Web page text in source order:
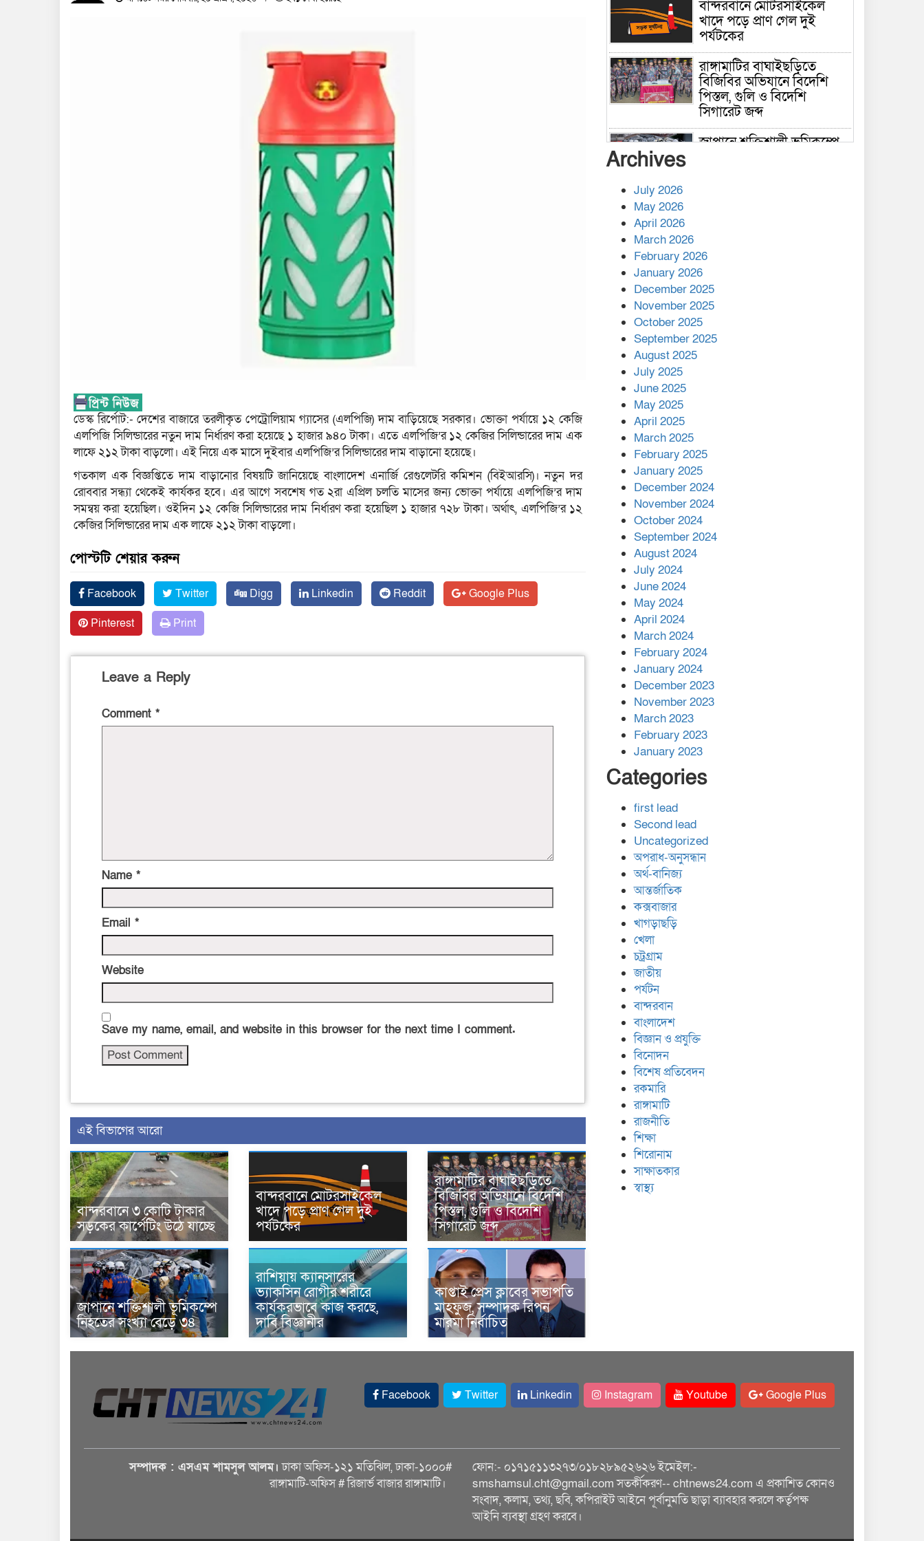
ডেস্ক রির্পোট:- দেশের বাজারে তরলীকৃত পেট্রোলিয়াম গ্যাসের (এলপিজি) দাম বাড়িয়েছে সরকার। ভোক্তা পর্যায়ে ১২ কেজি
এলপিজি সিলিন্ডারের নতুন দাম নির্ধারণ করা হয়েছে ১ হাজার ৯৪০ টাকা। এতে এলপিজি’র ১২ কেজির সিলিন্ডারের দাম এক
লাফে ২১২ টাকা বাড়লো। এই নিয়ে এক মাসে দুইবার এলপিজি’র সিলিন্ডারের দাম বাড়ানো হয়েছে।
গতকাল এক বিজ্ঞপ্তিতে দাম বাড়ানোর বিষয়টি জানিয়েছে বাংলাদেশ এনার্জি রেগুলেটরি কমিশন (বিইআরসি)। নতুন দর
রোববার সন্ধ্যা থেকেই কার্যকর হবে। এর আগে সবশেষ গত ২রা এপ্রিল চলতি মাসের জন্য ভোক্তা পর্যায়ে এলপিজি’র দাম
সমন্বয় করা হয়েছিল। ওইদিন ১২ কেজি সিলিন্ডারের দাম নির্ধারণ করা হয়েছিল ১ হাজার ৭২৮ টাকা। অর্থাৎ, এলপিজি’র ১২
কেজির সিলিন্ডারের দাম এক লাফে ২১২ টাকা বাড়লো।
পোস্টটি শেয়ার করুন
Facebook Twitter Digg Linkedin Reddit
Google Plus
Pinterest
Print
Leave a Reply
Comment *
Name *
Email *
Website
Save my name, email, and website in this browser for the next time I comment.
এই বিভাগের আরো
বান্দরবানে ৩ কোটি টাকার
সড়কের কার্পেটিং উঠে যাচ্ছে
বান্দরবানে মোটরসাইকেল
খাদে পড়ে প্রাণ গেল দুই
পর্যটকের
রাঙ্গামাটির বাঘাইছড়িতে
বিজিবির অভিযানে বিদেশি
পিস্তল, গুলি ও বিদেশি
সিগারেট জব্দ
জাপানে শক্তিশালী ভূমিকম্পে
নিহতের সংখ্যা বেড়ে ৩৪
রাশিয়ায় ক্যানসারের
ভ্যাকসিন রোগীর শরীরে
কার্যকরভাবে কাজ করছে,
দাবি বিজ্ঞানীর
কাপ্তাই প্রেস ক্লাবের সভাপতি
মাহফুজ, সম্পাদক রিপন
মারমা নির্বাচিত
বান্দরবানে মোটরসাইকেল
খাদে পড়ে প্রাণ গেল দুই
পর্যটকের
রাঙ্গামাটির বাঘাইছড়িতে
বিজিবির অভিযানে বিদেশি
পিস্তল, গুলি ও বিদেশি
সিগারেট জব্দ
জাপানে শক্তিশালী ভূমিকম্পে
কাপ্তাই প্রেস ক্লাবের সভাপতি
মাহফুজ, সম্পাদক রিপন মারমা
নির্বাচিত
মালয়েশিয়ার প্রধানমন্ত্রীকে চিঠি
দেয়ার পর ফোন তারেক
রহমানের,গ্যাস সঙ্কট
মোকাবিলায় সহায়তার আশ্বাস
এক বিলিয়ন ডলার বিনিয়োগ
হবে আনোয়ারায়
বান্দরবানে বন্যায় ক্ষতিগ্রস্তদের
মাঝে সহায়তা দিলেন সাচিং প্রু
জেরী
Archives
July 2026
May 2026
April 2026
March 2026
February 2026
January 2026
December 2025
November 2025
October 2025
September 2025
August 2025
July 2025
June 2025
May 2025
April 2025
March 2025
February 2025
January 2025
December 2024
November 2024
October 2024
September 2024
August 2024
July 2024
June 2024
May 2024
April 2024
March 2024
February 2024
January 2024
December 2023
November 2023
March 2023
February 2023
January 2023
Categories
first lead
Second lead
Uncategorized
অপরাধ-অনুসন্ধান
অর্থ-বানিজ্য
আন্তর্জাতিক
কক্সবাজার
খাগড়াছড়ি
খেলা
চট্রগ্রাম
জাতীয়
পর্যটন
বান্দরবান
বাংলাদেশ
বিজ্ঞান ও প্রযুক্তি
বিনোদন
বিশেষ প্রতিবেদন
রকমারি
রাঙ্গামাটি
রাজনীতি
শিক্ষা
শিরোনাম
সাক্ষাতকার
স্বাস্থ্য
Facebook Twitter Linkedin Instagram Youtube Google Plus
সম্পাদক : এসএম শামসুল আলম। ঢাকা অফিস-১২১ মতিঝিল, ঢাকা-১০০০#
রাঙ্গামাটি-অফিস # রিজার্ভ বাজার রাঙ্গামাটি।
ফোন:- ০১৭১৫১১৩২৭৩/০১৮২৮৯৫২৬২৬ ইমেইল:-
smshamsul.cht@gmail.com সতর্কীকরণ-- chtnews24.com এ প্রকাশিত কোনও
সংবাদ, কলাম, তথ্য, ছবি, কপিরাইট আইনে পূর্বানুমতি ছাড়া ব্যাবহার করলে কর্তৃপক্ষ
আইনি ব্যবস্থা গ্রহণ করবে।